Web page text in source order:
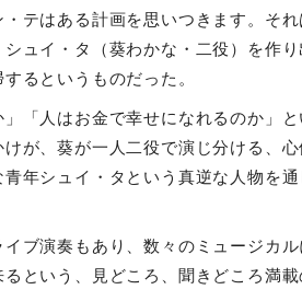
テはある計画を思いつきます。そ
ュイ・タ（葵わかな・二役）を作
るというものだった。
」「人はお金で幸せになれるのか」
が、葵が一人二役で演じ分ける、心
年シュイ・タという真逆な人物を
ブ演奏もあり、数々のミュージカ
という、見どころ、聞きどころ満